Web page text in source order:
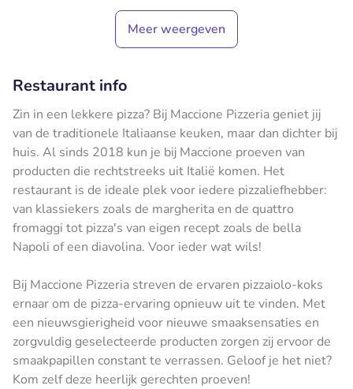
Meer weergeven
Restaurant info
Zin in een lekkere pizza? Bij Maccione Pizzeria geniet jij
van de traditionele Italiaanse keuken, maar dan dichter bij
huis. Al sinds 2018 kun je bij Maccione proeven van
producten die rechtstreeks uit Italië komen. Het
restaurant is de ideale plek voor iedere pizzaliefhebber:
van klassiekers zoals de margherita en de quattro
fromaggi tot pizza's van eigen recept zoals de bella
Napoli of een diavolina. Voor ieder wat wils!
Bij Maccione Pizzeria streven de ervaren pizzaiolo-koks
ernaar om de pizza-ervaring opnieuw uit te vinden. Met
een nieuwsgierigheid voor nieuwe smaaksensaties en
zorgvuldig geselecteerde producten zorgen zij ervoor de
smaakpapillen constant te verrassen. Geloof je het niet?
Kom zelf deze heerlijk gerechten proeven!